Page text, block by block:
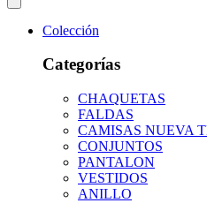
Colección
Categorías
CHAQUETAS
FALDAS
CAMISAS NUEVA
CONJUNTOS
PANTALON
VESTIDOS
ANILLO